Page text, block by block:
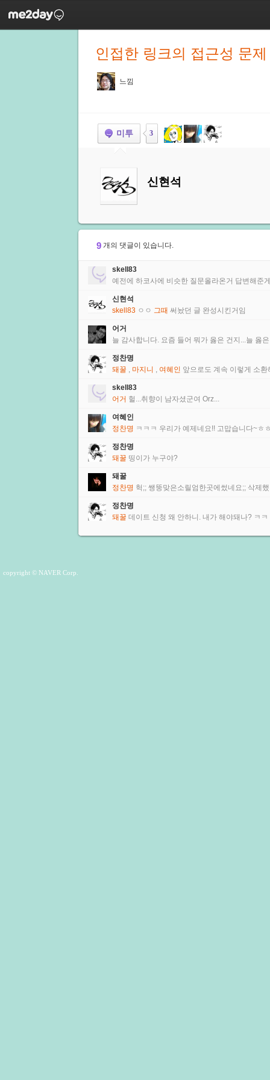
인접한 링크의 접근성 문제
느낌
미투 3
신현석
9 개의 댓글이 있습니다.
skell83
예전에 하코사에 비슷한 질문올라온거 답변해준
신현석
skell83 ㅇㅇ 그때 써놨던 글 완성시킨거임
어거
늘 감사합니다. 요즘 들어 뭐가 옳은 건지...늘 옳
정찬명
돼꿀 , 마지니 , 여혜인 앞으로도 계속 이렇게 소
skell83
어거 헐...취향이 남자셨군여 Orz...
여혜인
정찬명 ㅋㅋㅋ 우리가 예제네요!! 고맙습니다~ㅎ
정찬명
돼꿀 띵이가 누구야?
돼꿀
정찬명 헉;; 쌩뚱맞은소릴엄한곳에썼네요;; 삭제
정찬명
돼꿀 데이트 신청 왜 안하니. 내가 해야돼나? ㅋㅋ
copyright © NAVER Corp.